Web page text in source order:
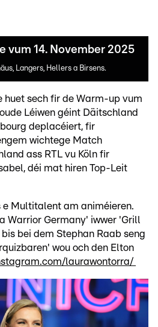
vum 14. November 2025
Langers, Hellers a Birsens.
huet sech fir de Warm-up vum
Léiwen géint Däitschland
deplacéiert, fir
wichtege Match
ass RTL vu Köln fir
déi mat hiren Top-Leit
e Multitalent am animéieren.
Warrior Germany' iwwer 'Grill
bei dem Stephan Raab seng
wou och den Elton
laurawontorra/